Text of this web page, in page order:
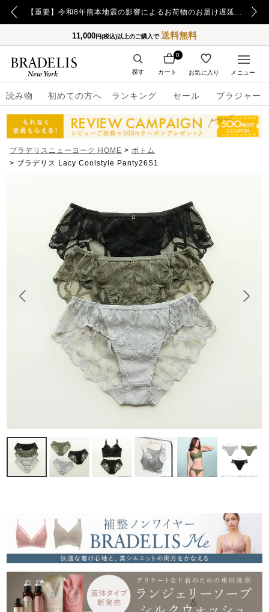
【重要】日本郵便の障害による配送への影響についてのお詫び
11,000円(税込)以上のご購入で送料無料
読み物 初めての方へ ランキング セール ブラジャー
カート
0
お気に入り
探す メニュー
ブラデリスニューヨーク HOME
ボトム
ブラデリス Lacy Coolstyle Panty26S1